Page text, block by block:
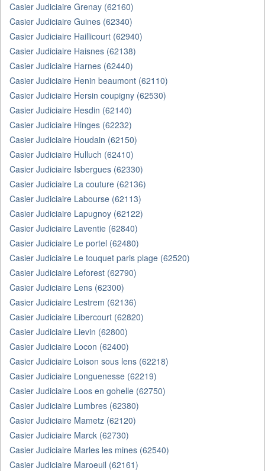
Casier Judiciaire Grenay (62160)
Casier Judiciaire Guines (62340)
Casier Judiciaire Haillicourt (62940)
Casier Judiciaire Haisnes (62138)
Casier Judiciaire Harnes (62440)
Casier Judiciaire Henin beaumont (62110)
Casier Judiciaire Hersin coupigny (62530)
Casier Judiciaire Hesdin (62140)
Casier Judiciaire Hinges (62232)
Casier Judiciaire Houdain (62150)
Casier Judiciaire Hulluch (62410)
Casier Judiciaire Isbergues (62330)
Casier Judiciaire La couture (62136)
Casier Judiciaire Labourse (62113)
Casier Judiciaire Lapugnoy (62122)
Casier Judiciaire Laventie (62840)
Casier Judiciaire Le portel (62480)
Casier Judiciaire Le touquet paris plage (62520)
Casier Judiciaire Leforest (62790)
Casier Judiciaire Lens (62300)
Casier Judiciaire Lestrem (62136)
Casier Judiciaire Libercourt (62820)
Casier Judiciaire Lievin (62800)
Casier Judiciaire Locon (62400)
Casier Judiciaire Loison sous lens (62218)
Casier Judiciaire Longuenesse (62219)
Casier Judiciaire Loos en gohelle (62750)
Casier Judiciaire Lumbres (62380)
Casier Judiciaire Mametz (62120)
Casier Judiciaire Marck (62730)
Casier Judiciaire Marles les mines (62540)
Casier Judiciaire Maroeuil (62161)